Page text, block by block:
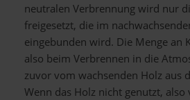
neutralen Verbrennung wird nur
freigesetzt, die im
eingebunden wird. Die Menge an
also beim Verbrennen in die
zuvor vom wachsenden Holz aus
Wenn das Holz nicht genutzt,